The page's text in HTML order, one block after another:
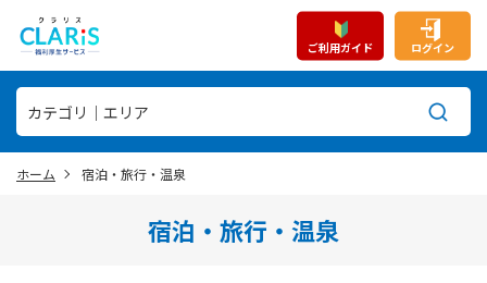
ご利用ガイド ログイン
ホーム 宿泊・旅行・温泉
宿泊・旅行・温泉